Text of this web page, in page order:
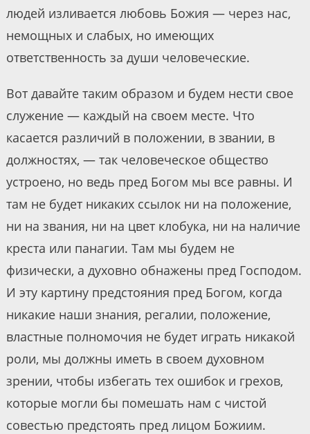
людей изливается любовь Божия — через нас,
немощных и слабых, но имеющих
ответственность за души человеческие.
Вот давайте таким образом и будем нести свое
служение — каждый на своем месте. Что
касается различий в положении, в звании, в
должностях, — так человеческое общество
устроено, но ведь пред Богом мы все равны. И
там не будет никаких ссылок ни на положение,
ни на звания, ни на цвет клобука, ни на наличие
креста или панагии. Там мы будем не
физически, а духовно обнажены пред Господом.
И эту картину предстояния пред Богом, когда
никакие наши знания, регалии, положение,
властные полномочия не будет играть никакой
роли, мы должны иметь в своем духовном
зрении, чтобы избегать тех ошибок и грехов,
которые могли бы помешать нам с чистой
совестью предстоять пред лицом Божиим.